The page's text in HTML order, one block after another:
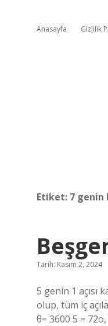
Anasayfa Gizlilik
Etiket: 7 genin
Tarih: Kasım 2, 2024
5 genin 1 açısı
olup, tüm iç
θ= 3600 5 =